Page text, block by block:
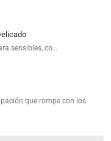
sensibles, co…
que rompe con los